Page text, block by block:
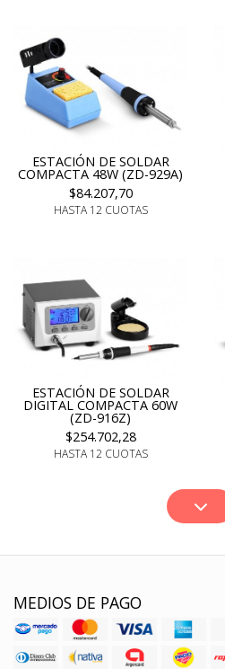
ESTACIÓN DE SOLDAR
COMPACTA 48W (ZD-929A)
$84.207,70
HASTA 12 CUOTAS
ESTACIÓN DE SOLDAR
DIGITAL COMPACTA 60W
(ZD-916Z)
$254.702,28
HASTA 12 CUOTAS
MEDIOS DE PAGO